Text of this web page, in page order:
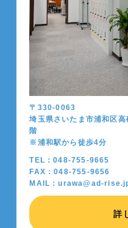
〒330-0063
埼玉県さいたま市浦和区
階
※浦和駅から徒歩4分
TEL：048-755-9665
FAX：048-755-9656
MAIL：urawa@ad-
詳